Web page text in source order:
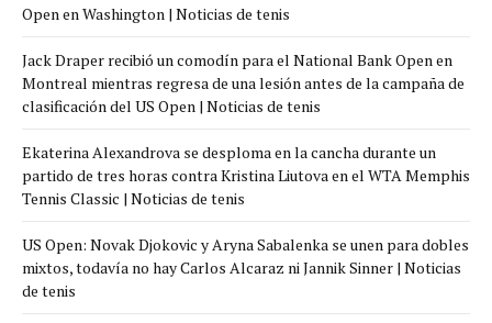
Open en Washington | Noticias de tenis
Jack Draper recibió un comodín para el National Bank Open en
Montreal mientras regresa de una lesión antes de la campaña de
clasificación del US Open | Noticias de tenis
Ekaterina Alexandrova se desploma en la cancha durante un
partido de tres horas contra Kristina Liutova en el WTA Memphis
Tennis Classic | Noticias de tenis
US Open: Novak Djokovic y Aryna Sabalenka se unen para dobles
mixtos, todavía no hay Carlos Alcaraz ni Jannik Sinner | Noticias
de tenis